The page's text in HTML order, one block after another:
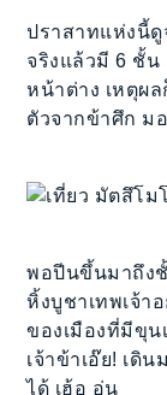
ปราสาทแห่งนี้
จริงแล้วมี 6 ชั้น
หน้าต่าง เหตุผ
ตัวจากข้าศึก ม
พอปีนขึ้นมาถึง
หิ้งบูชาเทพเจ้า
ของเมืองที่มีขุ
เจ้าข้าเอ๊ย! เดิ
ได้ เฮ้อ อุ่น